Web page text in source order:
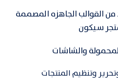
من القوالب الجاهزه المصممة
سيكون
والشاشات
وتنظيم المنتجات